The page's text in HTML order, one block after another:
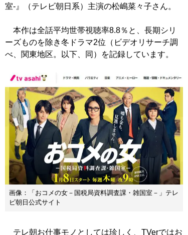
室-』（テレビ朝日系）主演の松嶋菜々子さん。
本作は全話平均世帯視聴率8.8％と、長期シリ
ーズものを除き冬ドラマ2位（ビデオリサーチ調
べ、関東地区。以下、同）を記録しています。
画像：「おコメの女－国税局資料調査課・雑国室－」テレ
ビ朝日公式サイト
テレ朝お仕事モノとしては珍しく、TVerではお